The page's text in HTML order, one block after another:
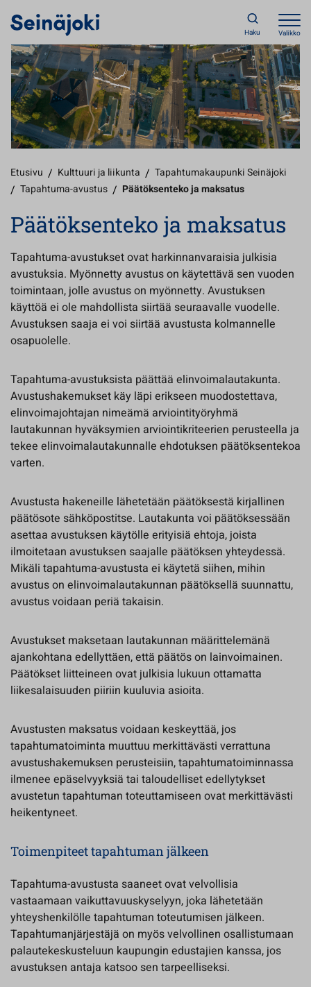
Haku Valikko
Etusivu / Kulttuuri ja liikunta / Tapahtumakaupunki Seinäjoki
/ Tapahtuma-avustus / Päätöksenteko ja maksatus
Päätöksenteko ja maksatus
Tapahtuma-avustukset ovat harkinnanvaraisia julkisia
avustuksia. Myönnetty avustus on käytettävä sen vuoden
toimintaan, jolle avustus on myönnetty. Avustuksen
käyttöä ei ole mahdollista siirtää seuraavalle vuodelle.
Avustuksen saaja ei voi siirtää avustusta kolmannelle
osapuolelle.
Tapahtuma-avustuksista päättää elinvoimalautakunta.
Avustushakemukset käy läpi erikseen muodostettava,
elinvoimajohtajan nimeämä arviointityöryhmä
lautakunnan hyväksymien arviointikriteerien perusteella ja
tekee elinvoimalautakunnalle ehdotuksen päätöksentekoa
varten.
Avustusta hakeneille lähetetään päätöksestä kirjallinen
päätösote sähköpostitse. Lautakunta voi päätöksessään
asettaa avustuksen käytölle erityisiä ehtoja, joista
ilmoitetaan avustuksen saajalle päätöksen yhteydessä.
Mikäli tapahtuma-avustusta ei käytetä siihen, mihin
avustus on elinvoimalautakunnan päätöksellä suunnattu,
avustus voidaan periä takaisin.
Avustukset maksetaan lautakunnan määrittelemänä
ajankohtana edellyttäen, että päätös on lainvoimainen.
Päätökset liitteineen ovat julkisia lukuun ottamatta
liikesalaisuuden piiriin kuuluvia asioita.
Avustusten maksatus voidaan keskeyttää, jos
tapahtumatoiminta muuttuu merkittävästi verrattuna
avustushakemuksen perusteisiin, tapahtumatoiminnassa
ilmenee epäselvyyksiä tai taloudelliset edellytykset
avustetun tapahtuman toteuttamiseen ovat merkittävästi
heikentyneet.
Toimenpiteet tapahtuman jälkeen
Tapahtuma-avustusta saaneet ovat velvollisia
vastaamaan vaikuttavuuskyselyyn, joka lähetetään
yhteyshenkilölle tapahtuman toteutumisen jälkeen.
Tapahtumanjärjestäjä on myös velvollinen osallistumaan
palautekeskusteluun kaupungin edustajien kanssa, jos
avustuksen antaja katsoo sen tarpeelliseksi.